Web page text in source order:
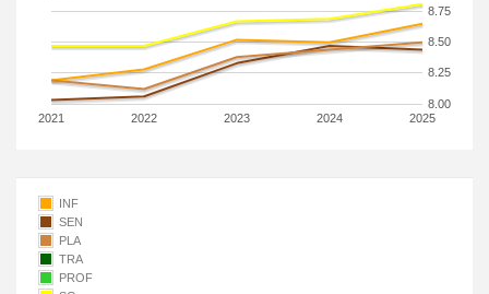
2021 2022 2023 2024 2025
8.00
8.25
8.50
8.75
INF
SEN
PLA
TRA
PROF